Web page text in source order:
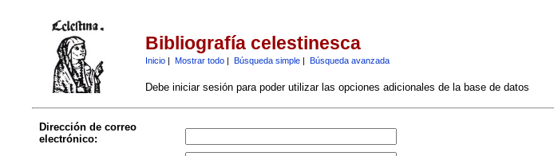
Bibliografía celestinesca
Inicio| Mostrar todo| Búsqueda simple| Búsqueda avanzada
Debe iniciar sesión para poder utilizar las opciones adicionales de la base de datos
Dirección de correo
electrónico: